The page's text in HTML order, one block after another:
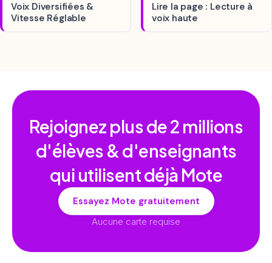
Voix Diversifiées &
Vitesse Réglable
Lire la page : Lecture à
voix haute
Rejoignez plus de2 millions
d'élèves & d'enseignants
qui utilisent déjà Mote
Essayez Mote gratuitement
Aucune carte requise